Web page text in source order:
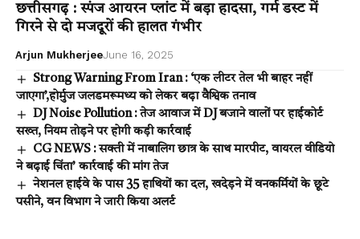
छत्तीसगढ़ : स्पंज आयरन प्लांट में बड़ा हादसा, गर्म डस्ट में
गिरने से दो मजदूरों की हालत गंभीर
Arjun MukherjeeJune 16, 2025
Strong Warning From Iran : ‘एक लीटर तेल भी बाहर नहीं
जाएगा’,होर्मुज जलडमरूमध्य को लेकर बढ़ा वैश्विक तनाव
DJ Noise Pollution : तेज आवाज में DJ बजाने वालों पर हाईकोर्ट
सख्त, नियम तोड़ने पर होगी कड़ी कार्रवाई
CG NEWS : सक्ती में नाबालिग छात्र के साथ मारपीट, वायरल वीडियो
ने बढ़ाई चिंता’ कार्रवाई की मांग तेज
नेशनल हाईवे के पास 35 हाथियों का दल, खदेड़ने में वनकर्मियों के छूटे
पसीने, वन विभाग ने जारी किया अलर्ट